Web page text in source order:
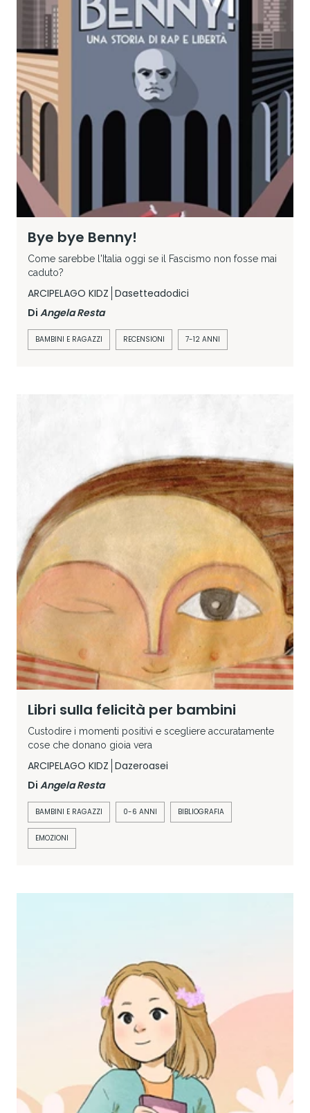
Bye bye Benny!
Come sarebbe l'Italia oggi se il Fascismo non fosse mai
caduto?
ARCIPELAGO KIDZ Dasetteadodici
Di Angela Resta
BAMBINI E RAGAZZI RECENSIONI 7-12 ANNI
Libri sulla felicità per bambini
Custodire i momenti positivi e scegliere accuratamente
cose che donano gioia vera
ARCIPELAGO KIDZ Dazeroasei
Di Angela Resta
BAMBINI E RAGAZZI 0-6 ANNI BIBLIOGRAFIA
EMOZIONI